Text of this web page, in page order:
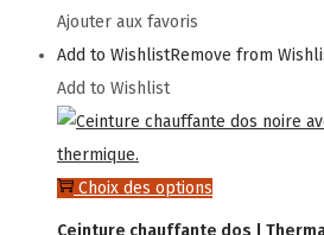
Ajouter aux favoris
Add to WishlistRemove from
Add to Wishlist
Choix des options
produit